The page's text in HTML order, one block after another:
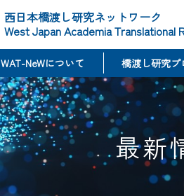
西日本橋渡し研究ネットワーク
West Japan Academia Translational
WAT-NeWについて 橋渡し研究プ
最新